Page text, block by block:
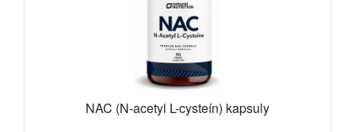
NAC (N-acetyl L-cysteín) kapsuly